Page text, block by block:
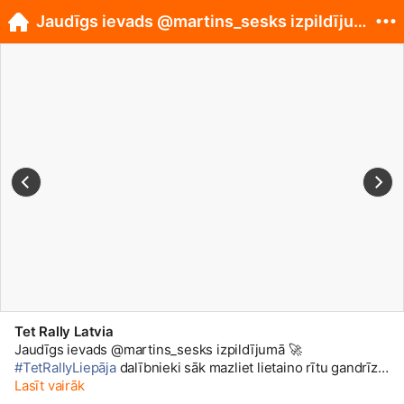
Tet Rally Latvia
Jaudīgs ievads @martins_sesks izpildījumā 🚀
#TetRallyLiepājadalībnieki sāk mazliet lietaino rītu gandrīz
ar maratonu, jo pirmais ātrumposms Tukuma novadā bija
Lasīt vairāk
Jaudīgs ievads @martins_sesks izpildījumā 🚀 #Te...